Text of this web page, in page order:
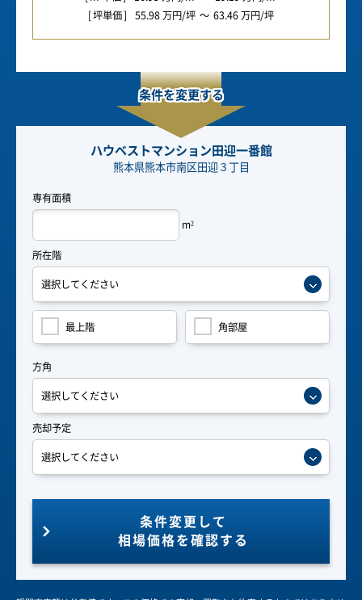
坪単価 55.98 万円/坪 63.46 万円/坪
条件を変更する
ハウベストマンション田迎一番館
熊本県熊本市南区田迎３丁目
専有面積
m2
所在階
最上階 角部屋
方角
売却予定
条件変更して
相場価格を確認する